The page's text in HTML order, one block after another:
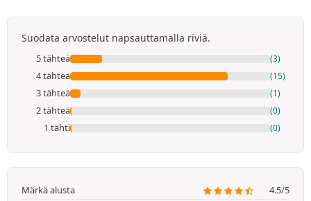
Suodata arvostelut napsauttamalla riviä.
5 tähteä (3)
4 tähteä (15)
3 tähteä (1)
2 tähteä (0)
1 tähti (0)
Märkä alusta
4.5/5